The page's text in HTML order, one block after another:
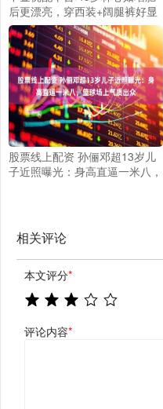
后更漂亮，穿西装+阔腿裤好显
贵，美到差点认不出
股票线上配资 孙俪邓超13岁儿
子近照曝光：身高直逼一米八，
相关评论
本文评分*
评论内容*